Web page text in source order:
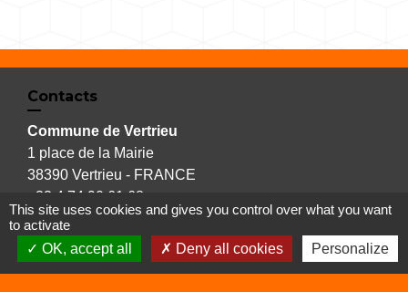
Contacts
Commune de Vertrieu
1 place de la Mairie
38390 Vertrieu - FRANCE
+33 4 74 90 61 68
Liens
This site uses cookies and gives you control over what you want
to activate
OK, accept all
Deny all cookies Personalize